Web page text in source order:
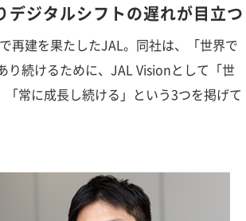
ジタルシフトの遅れが目立つ
再建を果たしたJAL。同社は、「世界で
り続けるために、JAL Visionとして「世
常に成長し続ける」という3つを掲げて